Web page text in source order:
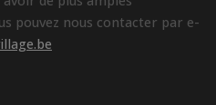
pouvez nous contacter par e-